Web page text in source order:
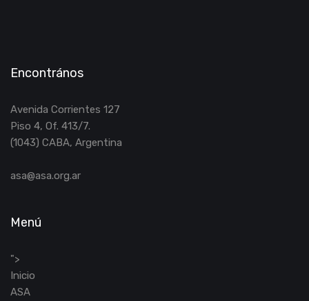
Encontrános
Avenida Corrientes 127
Piso 4, Of. 413/7.
(1043) CABA, Argentina
asa@asa.org.ar
Menú
">
Inicio
ASA